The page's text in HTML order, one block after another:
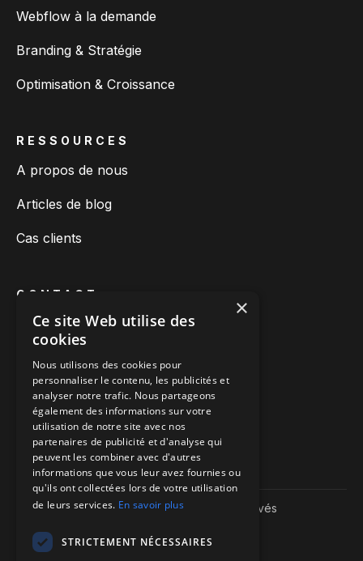
Webflow à la demande
Branding & Stratégie
Optimisation & Croissance
RESSOURCES
A propos de nous
Articles de blog
Cas clients
CONTACT
Prendre rendez-vous
Nous appeler
Nous écrire
Itinéraire vers nos bureaux
Copyright ©2026| We-R. | Tous droits réservés
Politique de confidentialité
Sitemap
×
Ce site Web utilise des
cookies
Nous utilisons des cookies pour
personnaliser le contenu, les publicités et
analyser notre trafic. Nous partageons
également des informations sur votre
utilisation de notre site avec nos
partenaires de publicité et d'analyse qui
peuvent les combiner avec d'autres
informations que vous leur avez fournies ou
qu'ils ont collectées lors de votre utilisation
de leurs services. En savoir plus
STRICTEMENT NÉCESSAIRES